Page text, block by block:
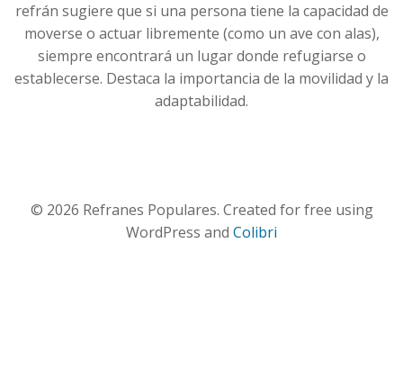
refrán sugiere que si una persona tiene la capacidad de
moverse o actuar libremente (como un ave con alas),
siempre encontrará un lugar donde refugiarse o
establecerse. Destaca la importancia de la movilidad y la
adaptabilidad.
© 2026 Refranes Populares. Created for free using
WordPress and Colibri